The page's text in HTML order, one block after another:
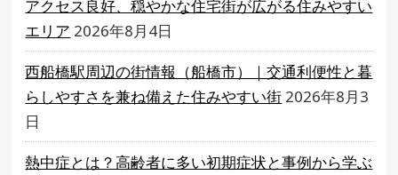
アクセス良好、穏やかな住宅街が広がる住みやすい
エリア 2026年8月4日
西船橋駅周辺の街情報（船橋市）｜交通利便性と暮
らしやすさを兼ね備えた住みやすい街 2026年8月3
日
熱中症とは？高齢者に多い初期症状と事例から学ぶ